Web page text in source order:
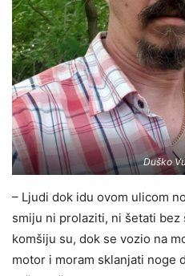
Duško
– Ljudi dok idu ovom ulicom
smiju ni prolaziti, ni šetati bez
komšiju su, dok se vozio na
motor i moram sklanjati noge